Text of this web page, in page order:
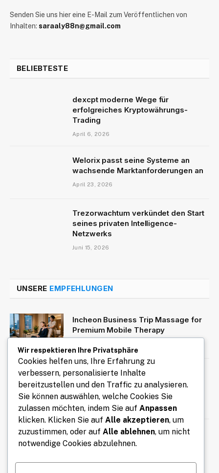
Senden Sie uns hier eine E-Mail zum Veröffentlichen von
Inhalten: saraaly88n@gmail.com
BELIEBTESTE
dexcpt moderne Wege für
erfolgreiches Kryptowährungs-
Trading
April 6, 2026
Welorix passt seine Systeme an
wachsende Marktanforderungen an
April 23, 2026
Trezorwachtum verkündet den Start
seines privaten Intelligence-
Netzwerks
Juni 15, 2026
UNSERE EMPFEHLUNGEN
Incheon Business Trip Massage for
Premium Mobile Therapy
Kennzeichen express für eine
schnelle und unkomplizierte Auto
Anmeldung
August 7, 2026
Compress Images Online with the
Image Compressor Tool from
Wir respektieren Ihre Privatsphäre
Cookies helfen uns, Ihre Erfahrung zu
verbessern, personalisierte Inhalte
bereitzustellen und den Traffic zu analysieren.
Sie können auswählen, welche Cookies Sie
zulassen möchten, indem Sie auf Anpassen
klicken. Klicken Sie auf Alle akzeptieren, um
zuzustimmen, oder auf Alle ablehnen, um nicht
notwendige Cookies abzulehnen.